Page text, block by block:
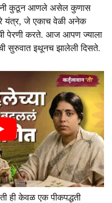
कुठून आणले असेल कुणास
यंत्र, जे एकाच वेळी अनेक
पेरणी करते. आज आपण ज्याला
सुरुवात इथूनच झालेली दिसते.
ही केवळ एक पीकपद्धती